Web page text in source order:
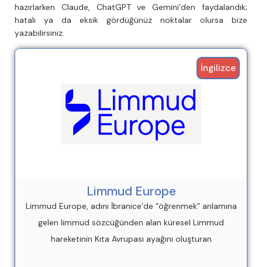
hazırlarken Claude, ChatGPT ve Gemini’den faydalandık;
hatalı ya da eksik gördüğünüz noktalar olursa bize
yazabilirsiniz.
İngilizce
Limmud Europe
Limmud Europe, adını İbranice’de “öğrenmek” anlamına
gelen limmud sözcüğünden alan küresel Limmud
hareketinin Kıta Avrupası ayağını oluşturan